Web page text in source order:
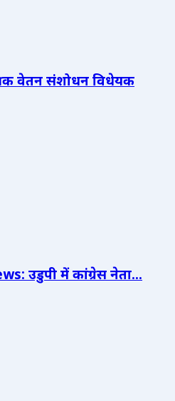
वेतन संशोधन विधेयक
उडुपी में कांग्रेस नेता...